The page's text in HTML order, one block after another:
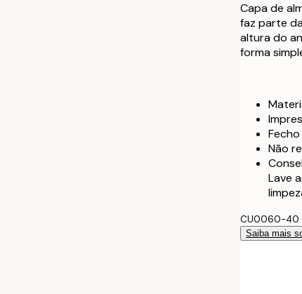
60 x
40 x
60 x
Capa de
faz parte
altura do
forma
Não
Lave
CU0060-40
Saiba mais